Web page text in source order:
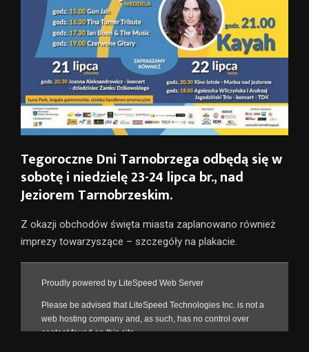
Tegoroczne Dni Tarnobrzega odbędą się w
sobotę i niedzielę 23-24 lipca br., nad
Jeziorem Tarnobrzeskim.
Z okazji obchodów święta miasta zaplanowano również
imprezy towarzyszące – szczegóły na plakacie.